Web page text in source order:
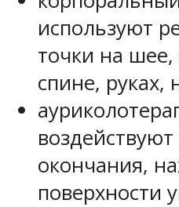
используют
точки на
спине, руках,
окончания,
поверхности